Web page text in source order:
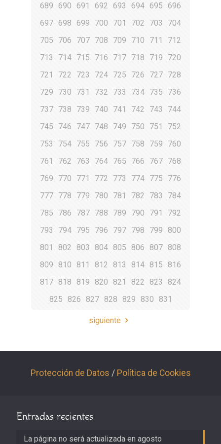
689
690 691 692 693 694 695
696
697 698 699 700 701 702 703
704
705
706 707 708 709 710 711
712
713
714 715 716 717 718 719
720
721
722 723 724 725 726 727 728
729
730 731 732 733 734 735
736
737 738 739 740 741 742 743
744
745
746 747 748 749 750 751
752
753
754 755 756 757 758 759
760
761
762 763 764 765 766 767 768
769
770 771 772 773 774 775
776
777 778 779 780 781 782 783
784
785
786 787 788 789 790 791
792
793
794 795 796 797 798 799
800
801
802 803 804 805 806 807 808
809
810 811 812 813 814 815
816
817 818 819 820 821 822 823
824
825
826 827 828 829 830 831
siguiente
Protección de Datos / Política de Cookies
Entradas recientes
La página no será actualizada en agosto